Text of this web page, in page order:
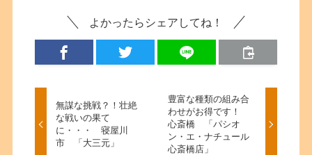
よかったらシェアしてね！
無謀な挑戦？！壮絶
な戦いの果て
に・・・ 寝屋川
市 「大三元」
豊富な種類の組み合
わせがお得です！
心斎橋 「パシオ
ン・エ・ナチュール
心斎橋店」